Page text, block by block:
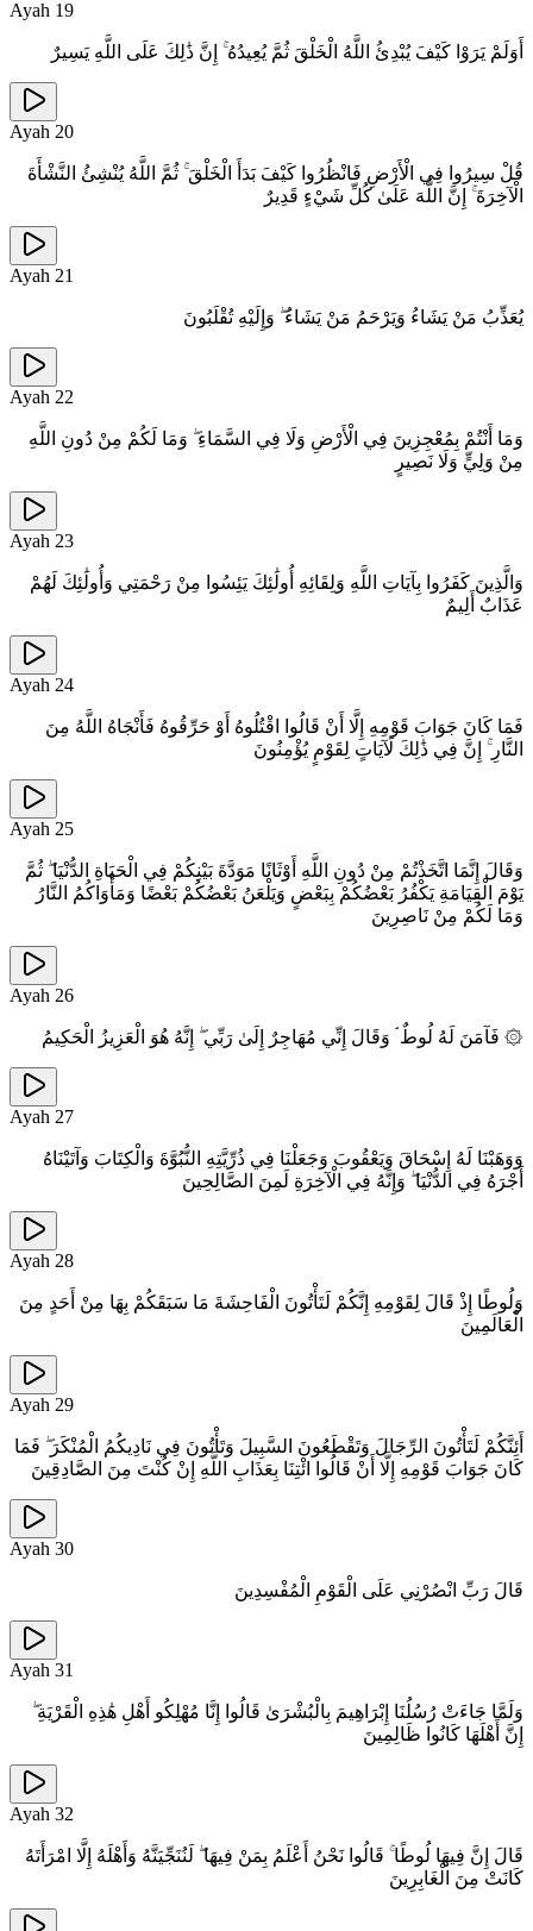
Ayah 19
أَوَلَمْ يَرَوْا كَيْفَ يُبْدِئُ اللَّهُ الْخَلْقَ ثُمَّ يُعِيدُهُ ۚ إِنَّ ذَٰلِكَ عَلَى اللَّهِ يَسِيرٌ
Ayah 20
قُلْ سِيرُوا فِي الْأَرْضِ فَانْظُرُوا كَيْفَ بَدَأَ الْخَلْقَ ۚ ثُمَّ اللَّهُ يُنْشِئُ النَّشْأَةَ
الْآخِرَةَ ۚ إِنَّ اللَّهَ عَلَىٰ كُلِّ شَيْءٍ قَدِيرٌ
Ayah 21
يُعَذِّبُ مَنْ يَشَاءُ وَيَرْحَمُ مَنْ يَشَاءُ ۖ وَإِلَيْهِ تُقْلَبُونَ
Ayah 22
وَمَا أَنْتُمْ بِمُعْجِزِينَ فِي الْأَرْضِ وَلَا فِي السَّمَاءِ ۖ وَمَا لَكُمْ مِنْ دُونِ اللَّهِ
مِنْ وَلِيٍّ وَلَا نَصِيرٍ
Ayah 23
وَالَّذِينَ كَفَرُوا بِآيَاتِ اللَّهِ وَلِقَائِهِ أُولَٰئِكَ يَئِسُوا مِنْ رَحْمَتِي وَأُولَٰئِكَ لَهُمْ
عَذَابٌ أَلِيمٌ
Ayah 24
فَمَا كَانَ جَوَابَ قَوْمِهِ إِلَّا أَنْ قَالُوا اقْتُلُوهُ أَوْ حَرِّقُوهُ فَأَنْجَاهُ اللَّهُ مِنَ
النَّارِ ۚ إِنَّ فِي ذَٰلِكَ لَآيَاتٍ لِقَوْمٍ يُؤْمِنُونَ
Ayah 25
وَقَالَ إِنَّمَا اتَّخَذْتُمْ مِنْ دُونِ اللَّهِ أَوْثَانًا مَوَدَّةَ بَيْنِكُمْ فِي الْحَيَاةِ الدُّنْيَا ۖ ثُمَّ
يَوْمَ الْقِيَامَةِ يَكْفُرُ بَعْضُكُمْ بِبَعْضٍ وَيَلْعَنُ بَعْضُكُمْ بَعْضًا وَمَأْوَاكُمُ النَّارُ
وَمَا لَكُمْ مِنْ نَاصِرِينَ
Ayah 26
۞ فَآمَنَ لَهُ لُوطٌ ۘ وَقَالَ إِنِّي مُهَاجِرٌ إِلَىٰ رَبِّي ۖ إِنَّهُ هُوَ الْعَزِيزُ الْحَكِيمُ
Ayah 27
وَوَهَبْنَا لَهُ إِسْحَاقَ وَيَعْقُوبَ وَجَعَلْنَا فِي ذُرِّيَّتِهِ النُّبُوَّةَ وَالْكِتَابَ وَآتَيْنَاهُ
أَجْرَهُ فِي الدُّنْيَا ۖ وَإِنَّهُ فِي الْآخِرَةِ لَمِنَ الصَّالِحِينَ
Ayah 28
وَلُوطًا إِذْ قَالَ لِقَوْمِهِ إِنَّكُمْ لَتَأْتُونَ الْفَاحِشَةَ مَا سَبَقَكُمْ بِهَا مِنْ أَحَدٍ مِنَ
الْعَالَمِينَ
Ayah 29
أَئِنَّكُمْ لَتَأْتُونَ الرِّجَالَ وَتَقْطَعُونَ السَّبِيلَ وَتَأْتُونَ فِي نَادِيكُمُ الْمُنْكَرَ ۖ فَمَا
كَانَ جَوَابَ قَوْمِهِ إِلَّا أَنْ قَالُوا ائْتِنَا بِعَذَابِ اللَّهِ إِنْ كُنْتَ مِنَ الصَّادِقِينَ
Ayah 30
قَالَ رَبِّ انْصُرْنِي عَلَى الْقَوْمِ الْمُفْسِدِينَ
Ayah 31
وَلَمَّا جَاءَتْ رُسُلُنَا إِبْرَاهِيمَ بِالْبُشْرَىٰ قَالُوا إِنَّا مُهْلِكُو أَهْلِ هَٰذِهِ الْقَرْيَةِ ۖ
إِنَّ أَهْلَهَا كَانُوا ظَالِمِينَ
Ayah 32
قَالَ إِنَّ فِيهَا لُوطًا ۚ قَالُوا نَحْنُ أَعْلَمُ بِمَنْ فِيهَا ۖ لَنُنَجِّيَنَّهُ وَأَهْلَهُ إِلَّا امْرَأَتَهُ
كَانَتْ مِنَ الْغَابِرِينَ